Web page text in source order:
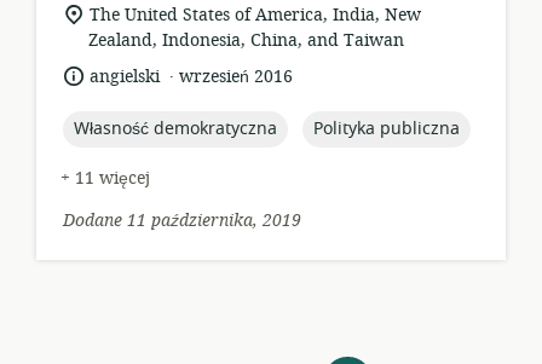
istotna
lokalizacja:
The United States of America, India, New
Zealand, Indonesia, China, and Taiwan
język:angielski .
datawrzesień 2016
topic:
Własność demokratyczna topic:
Polityka publiczna
+ 11 więcej
Dodane 11 października, 2019